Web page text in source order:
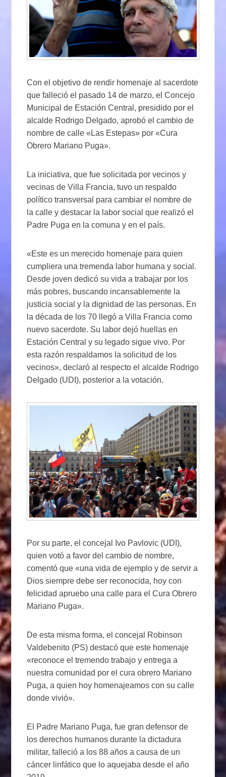
Con el objetivo de rendir homenaje al sacerdote
que falleció el pasado 14 de marzo, el Concejo
Municipal de Estación Central, presidido por el
alcalde Rodrigo Delgado, aprobó el cambio de
nombre de calle «Las Estepas» por «Cura
Obrero Mariano Puga».
La iniciativa, que fue solicitada por vecinos y
vecinas de Villa Francia, tuvo un respaldo
político transversal para cambiar el nombre de
la calle y destacar la labor social que realizó el
Padre Puga en la comuna y en el país.
«Este es un merecido homenaje para quien
cumpliera una tremenda labor humana y social.
Desde joven dedicó su vida a trabajar por los
más pobres, buscando incansablemente la
justicia social y la dignidad de las personas. En
la década de los 70 llegó a Villa Francia como
nuevo sacerdote. Su labor dejó huellas en
Estación Central y su legado sigue vivo. Por
esta razón respaldamos la solicitud de los
vecinos», declaró al respecto el alcalde Rodrigo
Delgado (UDI), posterior a la votación.
Por su parte, el concejal Ivo Pavlovic (UDI),
quien votó a favor del cambio de nombre,
comentó que «una vida de ejemplo y de servir a
Dios siempre debe ser reconocida, hoy con
felicidad apruebo una calle para el Cura Obrero
Mariano Puga».
De esta misma forma, el concejal Robinson
Valdebenito (PS) destacó que este homenaje
«reconoce el tremendo trabajo y entrega a
nuestra comunidad por el cura obrero Mariano
Puga, a quien hoy homenajeamos con su calle
donde vivió».
El Padre Mariano Puga, fue gran defensor de
los derechos humanos durante la dictadura
militar, falleció a los 88 años a causa de un
cáncer linfático que lo aquejaba desde el año